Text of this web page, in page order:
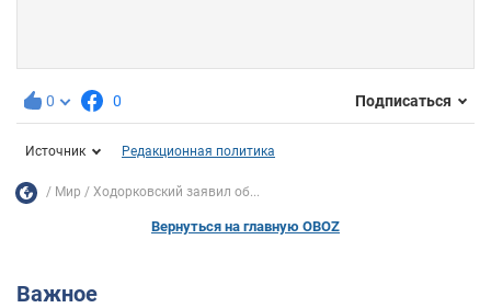
0 0 Подписаться
Источник Редакционная политика
Мир Ходорковский заявил об...
Вернуться на главную OBOZ
Важное